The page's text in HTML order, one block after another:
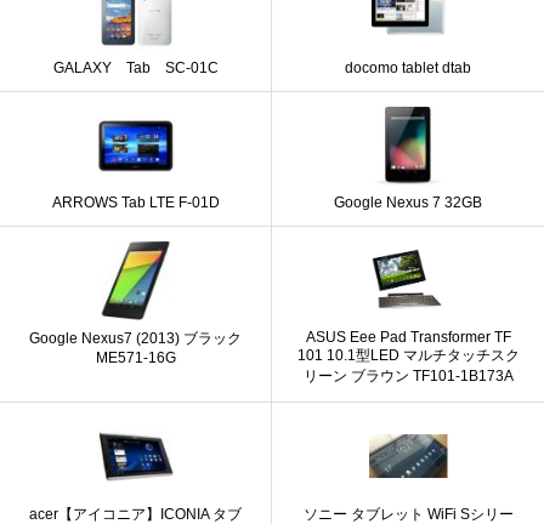
GALAXY Tab SC-01C docomo tablet dtab
ARROWS Tab LTE F-01D Google Nexus 7 32GB
Google Nexus7 (2013) ブラック
ME571-16G
ASUS Eee Pad Transformer TF
101 10.1型LED マルチタッチスク
リーン ブラウン TF101-1B173A
acer【アイコニア】ICONIA タブ
ソニー タブレット WiFi Sシリー